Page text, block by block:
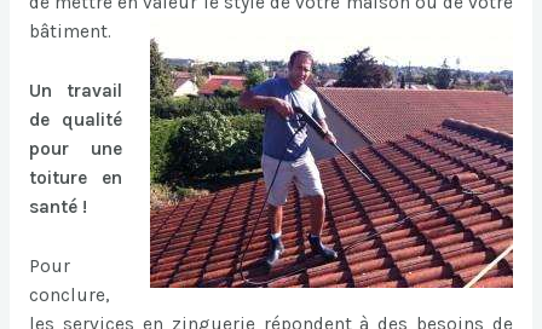
bâtiment.
Un travail
de qualité
pour une
toiture en
santé !
Pour
conclure,
les services en zinguerie répondent à des besoins de